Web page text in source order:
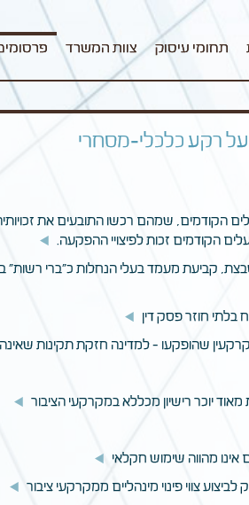
תחומי עיסוק צוות המשרד
רקע כלכלי-מסחרי
הבעלים הקודמים, שמהם רכשו התובעים את
הקודמים זכות לפיצויי ההפקעה.
קביעת מעמד בעלי הנחלות כ"ברי רשות"